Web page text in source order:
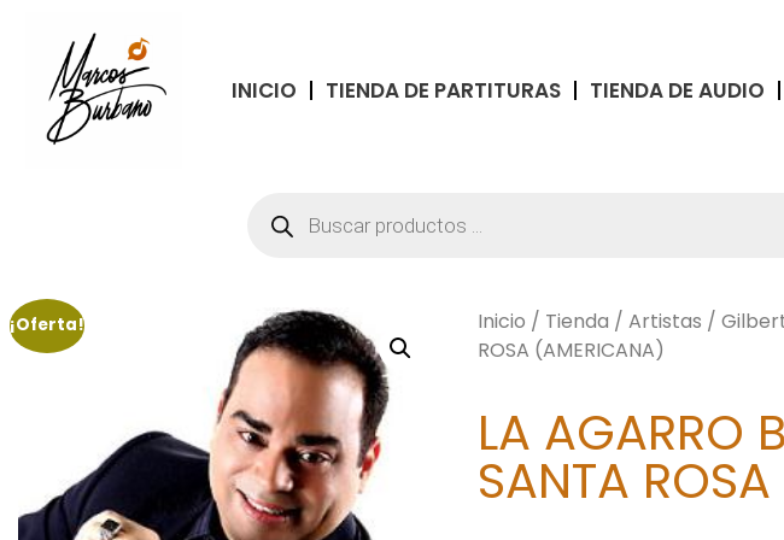
INICIO TIENDA DE PARTITURAS TIENDA DE AUDIO
¡Oferta! Inicio / Tienda / Artistas /
ROSA (AMERICANA)
LA AGARRO
SANTA